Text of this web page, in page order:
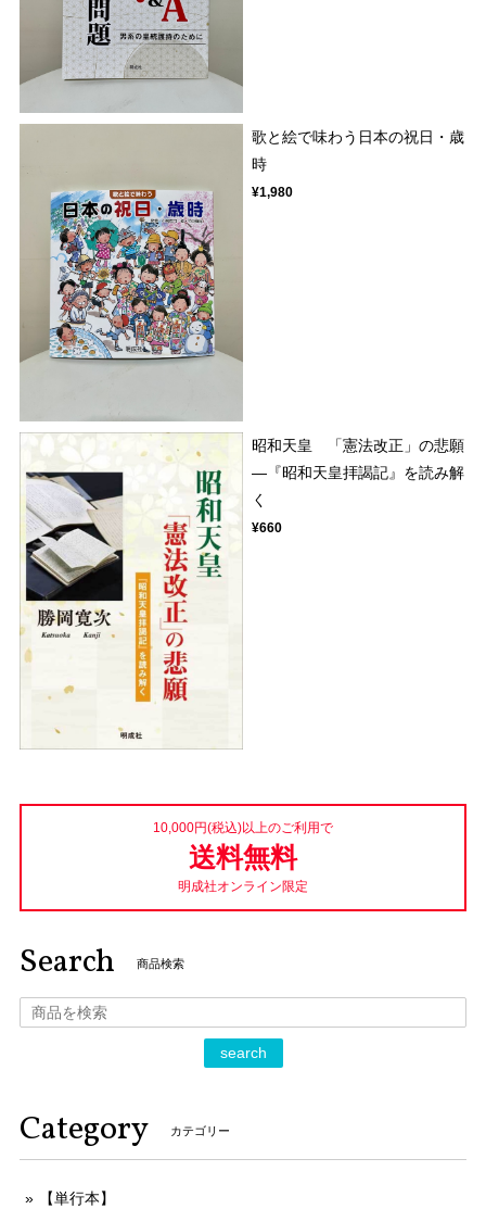
歌と絵で味わう日本の祝日・歳
時
¥1,980
昭和天皇 「憲法改正」の悲願
―『昭和天皇拝謁記』を読み解
く
¥660
10,000円(税込)以上のご利用で
送料無料
明成社オンライン限定
Search 商品検索
search
Category カテゴリー
【単行本】